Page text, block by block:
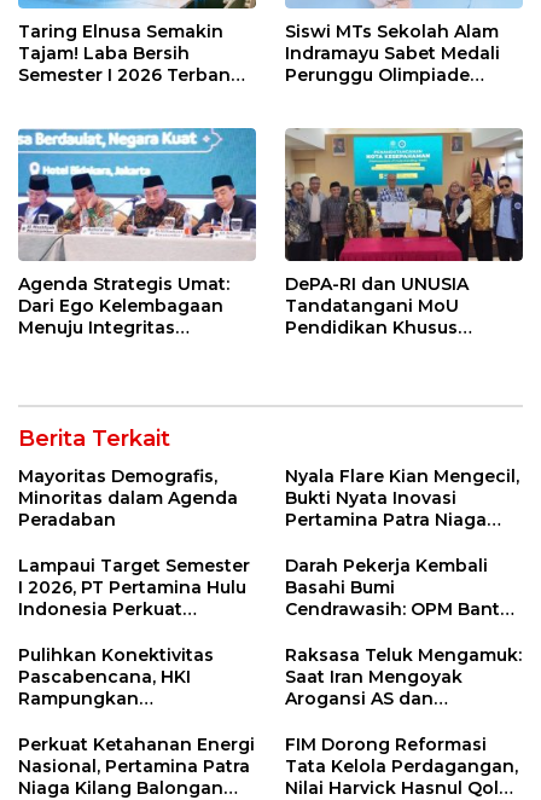
Taring Elnusa Semakin
Tajam! Laba Bersih
Semester I 2026 Terbang
Siswi MTs Sekolah Alam
Indramayu Sabet Medali
Perunggu Olimpiade
Agenda Strategis Umat:
Dari Ego Kelembagaan
Menuju Integritas
DePA-RI dan UNUSIA
Tandatangani MoU
Pendidikan Khusus
Berita Terkait
Mayoritas Demografis,
Minoritas dalam Agenda
Peradaban
Nyala Flare Kian Mengecil,
Bukti Nyata Inovasi
Pertamina Patra Niaga
Net Zero Emission 2060
Lampaui Target Semester
I 2026, PT Pertamina Hulu
Indonesia Perkuat
Nasional Lewat Inovasi &
Keselamatan Kerja
Darah Pekerja Kembali
Basahi Bumi
Cendrawasih: OPM Bantai
di Tolikara!
Pulihkan Konektivitas
Pascabencana, HKI
Rampungkan
Lembah Anai dan Malalak
Raksasa Teluk Mengamuk:
Saat Iran Mengoyak
Arogansi AS dan
Perkuat Ketahanan Energi
Nasional, Pertamina Patra
Niaga Kilang Balongan
FIM Dorong Reformasi
Tata Kelola Perdagangan,
Nilai Harvick Hasnul Qolbi